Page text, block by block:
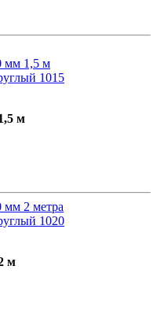
1015
м
1020
м